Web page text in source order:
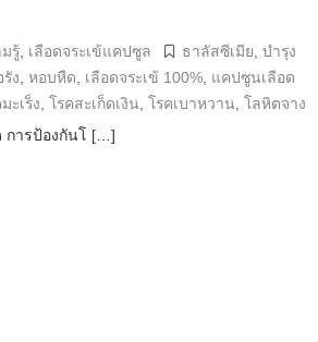
รู้, เลือดจระเข้แคปซูล ธาลัสซีเมีย บำรุง
ง หอบหืด เลือดจระเข้ 100%, แคปซูนเลือด
ะเร็ง โรคสะเก็ดเงิน โรคเบาหวาน โลหิตจาง
การป้องกันโ […]